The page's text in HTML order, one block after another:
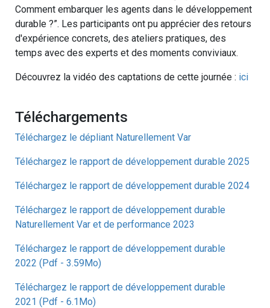
Comment embarquer les agents dans le développement
durable ?”. Les participants ont pu apprécier des retours
d'expérience concrets, des ateliers pratiques, des
temps avec des experts et des moments conviviaux.
Découvrez la vidéo des captations de cette journée : ici
Téléchargements
Téléchargez le dépliant Naturellement Var
Téléchargez le rapport de développement durable 2025
Téléchargez le rapport de développement durable 2024
Téléchargez le rapport de développement durable
Naturellement Var et de performance 2023
Téléchargez le rapport de développement durable
2022 (Pdf - 3.59Mo)
Téléchargez le rapport de développement durable
2021 (Pdf - 6.1Mo)